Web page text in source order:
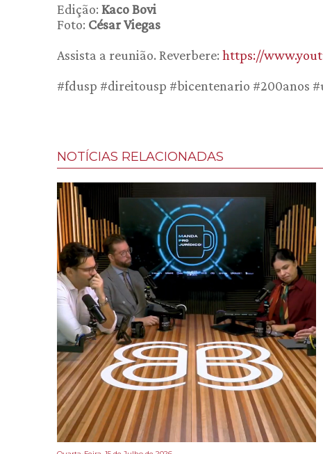
Edição: Kaco Bovi
Foto: César Viegas
Assista a reunião. Reverbere: https://
#fdusp #direitousp #bicentenario #200anos
NOTÍCIAS RELACIONADAS